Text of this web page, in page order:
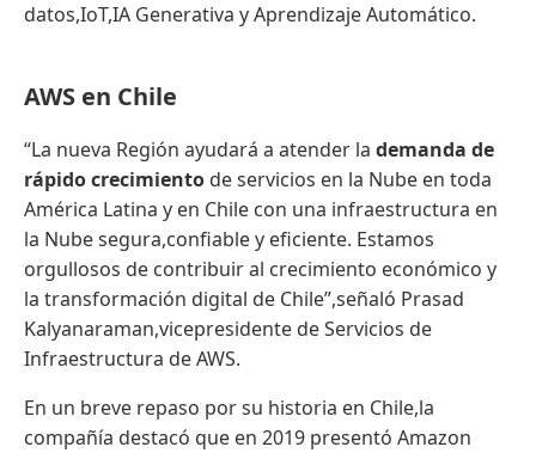
datos,IoT,IA Generativa y Aprendizaje Automático.
AWS en Chile
“La nueva Región ayudará a atender la demanda de
rápido crecimiento de servicios en la Nube en toda
América Latina y en Chile con una infraestructura en
la Nube segura,confiable y eficiente. Estamos
orgullosos de contribuir al crecimiento económico y
la transformación digital de Chile”,señaló Prasad
Kalyanaraman,vicepresidente de Servicios de
Infraestructura de AWS.
En un breve repaso por su historia en Chile,la
compañía destacó que en 2019 presentó Amazon